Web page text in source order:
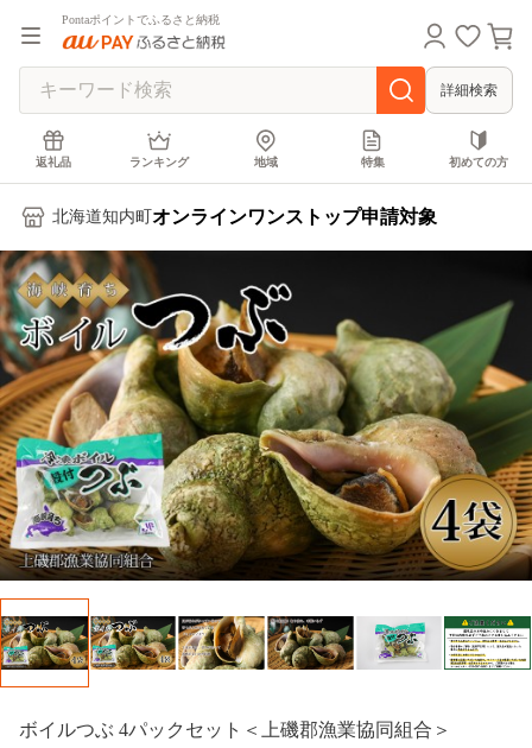
Pontaポイントでふるさと納税
詳細検索
返礼品 ランキング 地域 特集 初めての方
北海道知内町 オンラインワンストップ申請対象
ボイルつぶ 4パックセット＜上磯郡漁業協同組合＞